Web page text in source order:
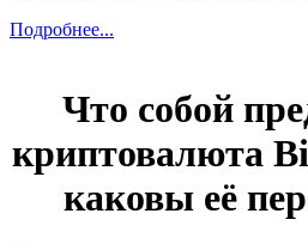
Подробнее...
Что собой
криптовалюта
каковы её